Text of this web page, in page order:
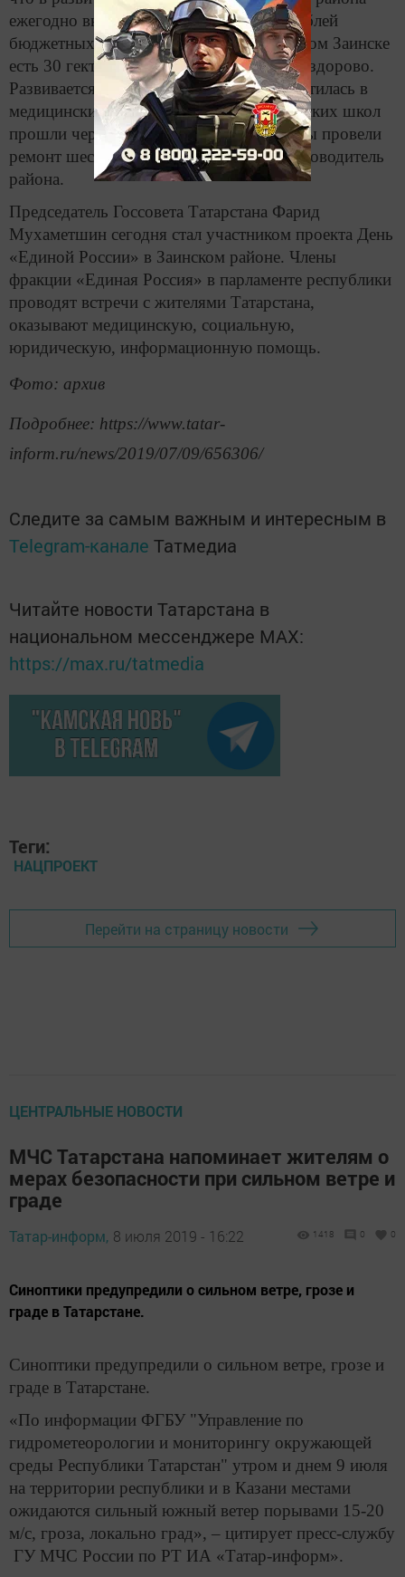
ежегодно вкладывается около 1 млрд рублей
бюджетных средств. «Сегодня в маленьком Заинске
есть 30 гектаров парков и скверов, и это здорово.
Развивается медицина, наша ЦРБ превратилась в
медицинский городок. Все девять городских школ
прошли через программу капремонта, мы провели
ремонт шести садиков», — рассказал руководитель
района.
Председатель Госсовета Татарстана Фарид
Мухаметшин сегодня стал участником проекта День
«Единой России» в Заинском районе. Члены
фракции «Единая Россия» в парламенте республики
проводят встречи с жителями Татарстана,
оказывают медицинскую, социальную,
юридическую, информационную помощь.
Фото: архив
Подробнее: https://www.tatar-
inform.ru/news/2019/07/09/656306/
Следите за самым важным и интересным в
Telegram-канале Татмедиа
Читайте новости Татарстана в
национальном мессенджере MАХ:
https://max.ru/tatmedia
Теги:
НАЦПРОЕКТ
Перейти на страницу новости
ЦЕНТРАЛЬНЫЕ НОВОСТИ
МЧС Татарстана напоминает жителям о
мерах безопасности при сильном ветре и
граде
Татар-информ, 8 июля 2019 - 16:22 1418 0 0
Синоптики предупредили о сильном ветре, грозе и
граде в Татарстане.
Синоптики предупредили о сильном ветре, грозе и
граде в Татарстане.
«По информации ФГБУ "Управление по
гидрометеорологии и мониторингу окружающей
среды Республики Татарстан" утром и днем 9 июля
на территории республики и в Казани местами
ожидаются сильный южный ветер порывами 15-20
м/с, гроза, локально град», – цитирует пресс-службу
ГУ МЧС России по РТ ИА «Татар-информ».